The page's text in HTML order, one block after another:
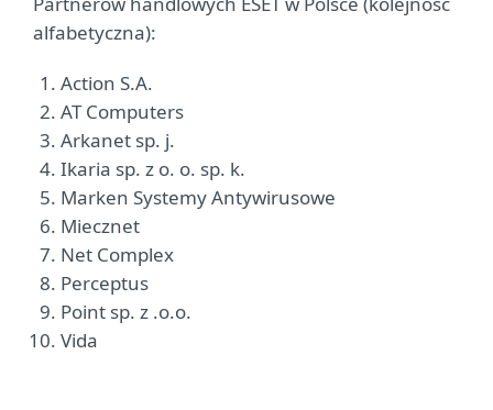
alfabetyczna):
Action S.A.
AT Computers
Arkanet sp. j.
Ikaria sp. z o. o. sp. k.
Marken Systemy Antywirusowe
Miecznet
Net Complex
Perceptus
Point sp. z .o.o.
Vida